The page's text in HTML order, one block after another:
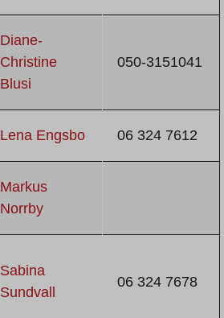
Diane-
Christine
Blusi
050-3151041
Lena Engsbo 06 324 7612
Markus
Norrby
Sabina
Sundvall
06 324 7678